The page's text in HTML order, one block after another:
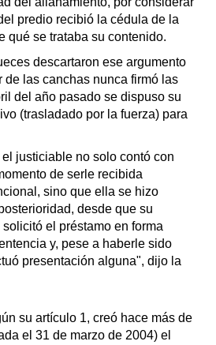
predio recibió la cédula de la
qué se trataba su contenido.
descartaron ese argumento
de las canchas nunca firmó las
del año pasado se dispuso su
(trasladado por la fuerza) para
justiciable no solo contó con
de serle recibida
sino que ella se hizo
desde que su
el préstamo en forma
y, pese a haberle sido
presentación alguna", dijo la
su artículo 1, creó hace más de
el 31 de marzo de 2004) el